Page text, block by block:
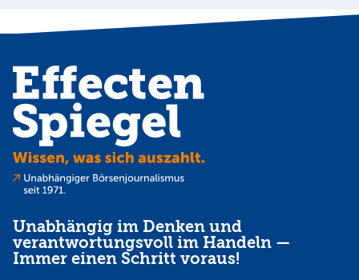
Unabhängig im Denken und
verantwortungsvoll im Handeln —
Immer einen Schritt voraus!